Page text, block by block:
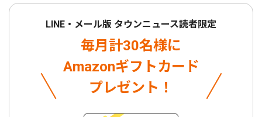
LINE・メール版 タウンニュース読者限定
毎月計30名様に
Amazonギフトカード
プレゼント！